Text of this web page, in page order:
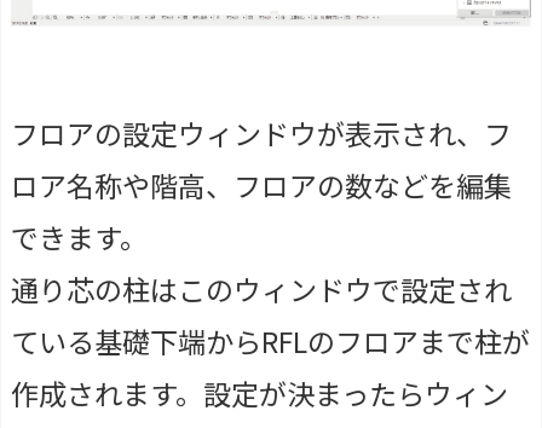
フロアの設定ウィンドウが表示され、フ
ロア名称や階高、フロアの数などを編集
できます。
通り芯の柱はこのウィンドウで設定され
ている基礎下端からRFLのフロアまで柱が
作成されます。設定が決まったらウィン